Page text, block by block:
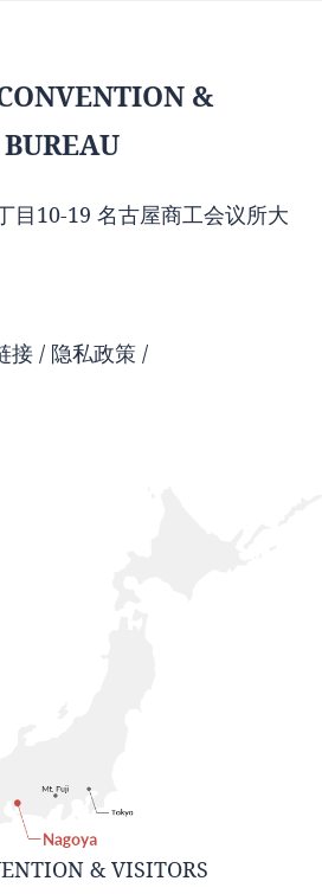
&
目10-19 名古屋商工会议所大
接 隐私政策
& VISITORS